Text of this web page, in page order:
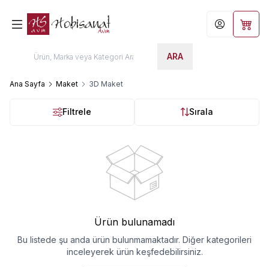
ARA
Hesabım
Ana Sayfa Maket 3D Maket
Filtrele Sırala
Ürün bulunamadı
Bu listede şu anda ürün bulunmamaktadır. Diğer kategorileri
inceleyerek ürün keşfedebilirsiniz.